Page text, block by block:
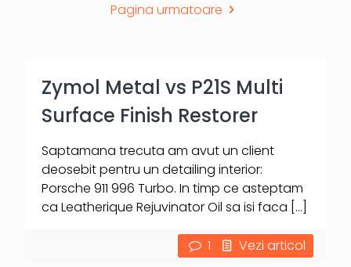
Pagina urmatoare
Zymol Metal vs P21S Multi
Surface Finish Restorer
Saptamana trecuta am avut un client
deosebit pentru un detailing interior:
Porsche 911 996 Turbo. In timp ce asteptam
ca Leatherique Rejuvinator Oil sa isi faca […]
1 Vezi articol